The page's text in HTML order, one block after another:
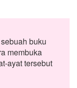
buku
membuka
ayat tersebut